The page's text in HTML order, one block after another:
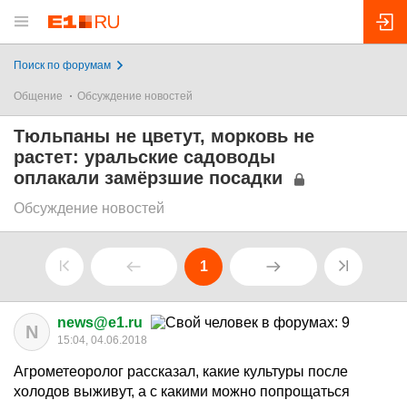
Поиск по форумам
Общение Обсуждение новостей
Тюльпаны не цветут, морковь не
растет: уральские садоводы
оплакали замёрзшие посадки
Обсуждение новостей
1
N news@e1.ru
15:04, 04.06.2018
Агрометеоролог рассказал, какие культуры после
холодов выживут, а с какими можно попрощаться